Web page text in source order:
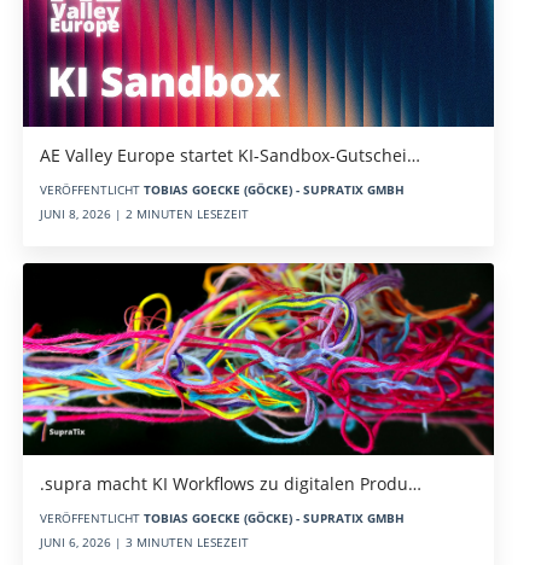
AE Valley Europe startet KI-Sandbox-Gutschei…
VERÖFFENTLICHT TOBIAS GOECKE (GÖCKE) - SUPRATIX GMBH
JUNI 8, 2026 | 2 MINUTEN LESEZEIT
.supra macht KI Workflows zu digitalen Produ…
VERÖFFENTLICHT TOBIAS GOECKE (GÖCKE) - SUPRATIX GMBH
JUNI 6, 2026 | 3 MINUTEN LESEZEIT